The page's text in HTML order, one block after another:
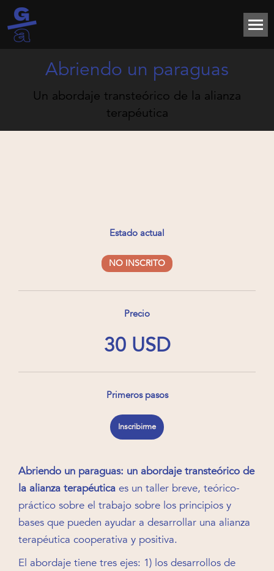
Abriendo un paraguas
Un abordaje transteórico de la alianza
terapéutica
Estado actual
NO INSCRITO
Precio
30 USD
Primeros pasos
Inscribirme
Abriendo un paraguas: un abordaje transteórico de
la alianza terapéutica es un taller breve, teórico-
práctico sobre el trabajo sobre los principios y
bases que pueden ayudar a desarrollar una alianza
terapéutica cooperativa y positiva.
El abordaje tiene tres ejes: 1) los desarrollos de